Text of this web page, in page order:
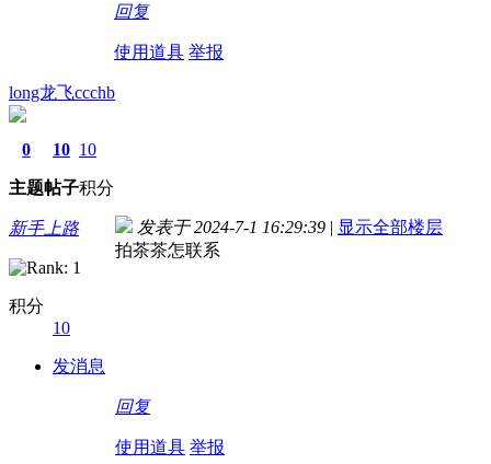
回复
使用道具 举报
long龙飞ccchb
0
主题
10
帖子
10
积分
新手上路
积分
10
发消息
发表于 2024-7-1 16:29:39 | 显示全部楼层
拍茶茶怎联系
回复
使用道具 举报